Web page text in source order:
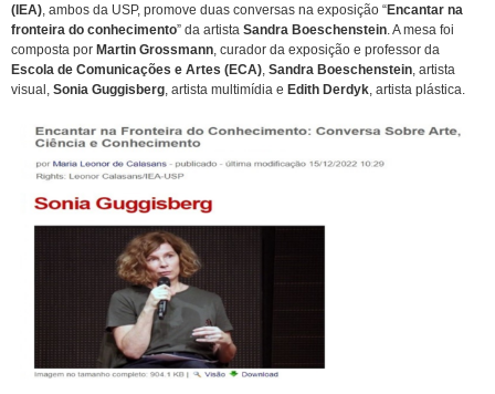
(IEA), ambos da USP, promove duas conversas na exposição “Encantar na
fronteira do conhecimento” da artista Sandra Boeschenstein. A mesa foi
composta por Martin Grossmann, curador da exposição e professor da
Escola de Comunicações e Artes (ECA), Sandra Boeschenstein, artista
visual, Sonia Guggisberg, artista multimídia e Edith Derdyk, artista plástica.